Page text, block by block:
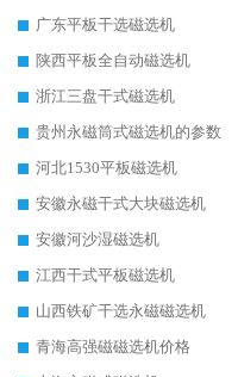
广东平板干选磁选机
陕西平板全自动磁选机
浙江三盘干式磁选机
贵州永磁筒式磁选机的参数
河北1530平板磁选机
安徽永磁干式大块磁选机
安徽河沙湿磁选机
江西干式平板磁选机
山西铁矿干选永磁磁选机
青海高强磁磁选机价格